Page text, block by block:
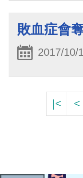
敗血症會
2017/10/
|< <